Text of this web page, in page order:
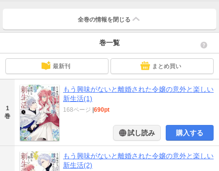
全巻の情報を 閉じる
巻一覧
最新刊 まとめ買い
1
巻
もう興味がないと離婚された令嬢の意外と楽しい
新生活(1)
168ページ 690pt
試し読み 購入する
もう興味がないと離婚された令嬢の意外と楽しい
新生活(2)